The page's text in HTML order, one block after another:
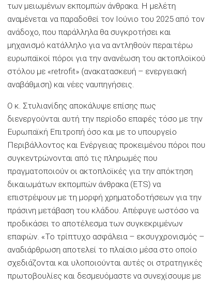
των μειωμένων εκπομπών άνθρακα. Η μελέτη
αναμένεται να παραδοθεί τον Ιούνιο του 2025 από τον
ανάδοχο, που παράλληλα θα συγκροτήσει και
μηχανισμό κατάλληλο για να αντληθούν περαιτέρω
ευρωπαϊκοί πόροι για την ανανέωση του ακτοπλοϊκού
στόλου με «retrofit» (ανακατασκευή – ενεργειακή
αναβάθμιση) και νέες ναυπηγήσεις.
Ο κ. Στυλιανίδης αποκάλυψε επίσης πως
διενεργούνται αυτή την περίοδο επαφές τόσο με την
Ευρωπαϊκή Επιτροπή όσο και με το υπουργείο
Περιβάλλοντος και Ενέργειας προκειμένου πόροι που
συγκεντρώνονται από τις πληρωμές που
πραγματοποιούν οι ακτοπλοϊκές για την απόκτηση
δικαιωμάτων εκπομπών άνθρακα (ETS) να
επιστρέψουν με τη μορφή χρηματοδοτήσεων για την
πράσινη μετάβαση του κλάδου. Απέφυγε ωστόσο να
προδικάσει το αποτέλεσμα των συγκεκριμένων
επαφών. «Το τρίπτυχο ασφάλεια – εκσυγχρονισμός –
αναδιάρθρωση αποτελεί το πλαίσιο μέσα στο οποίο
σχεδιάζονται και υλοποιούνται αυτές οι στρατηγικές
πρωτοβουλίες και δεσμευόμαστε να συνεχίσουμε με